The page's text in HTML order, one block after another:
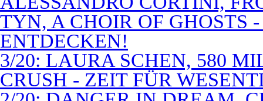
TYN, A CHOIR OF GHOSTS
ENTDECKEN!
3/20: LAURA SCHEN, 580
CRUSH - ZEIT FÜR